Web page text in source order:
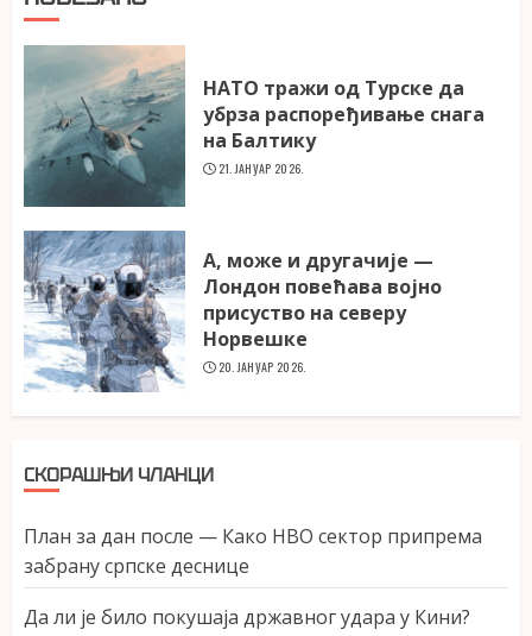
НАТО тражи од Турске да
убрза распоређивање снага
на Балтику
21. ЈАНУАР 2026.
А, може и другачије —
Лондон повећава војно
присуство на северу
Норвешке
20. ЈАНУАР 2026.
СКОРАШЊИ ЧЛАНЦИ
План за дан после — Како НВО сектор припрема
забрану српске деснице
Да ли је било покушаја државног удара у Кини?